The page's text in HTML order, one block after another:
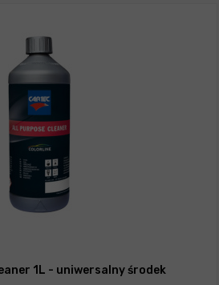
1L - uniwersalny środek